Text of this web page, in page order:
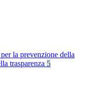
la prevenzione della
trasparenza 5